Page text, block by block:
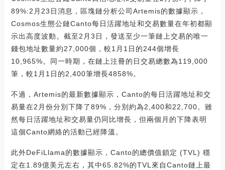
89%:2月23日消息，區塊鏈分析公司Artemis的數據顯示，
Cosmos生態公鏈Canto每日活躍地址和交易數量在年初都顯
示出高度波動。截至2月3日，發送至少一筆鏈上交易的唯一
錢包地址數量約27,000個，較1月1日的244個增長
10,965%。同一時期，在鏈上注冊的日交易總數為119,000
筆，較1月1日的2,400筆增長4858%。
不過，Artemis的最新數據顯示，Canto的每日活躍地址和交
易量在2月份分別下降了89%，分別約為2,400和22,700。雖
然每日活躍地址和交易量仍同比增長，但兩個月的下降表明
這個Canto網絡的活動已經降溫。
此外DeFiLlama的數據顯示，Canto的總價值鎖定 (TVL) 穩
定在1.89億美元左右，其中65.82%的TVL來自Canto鏈上最